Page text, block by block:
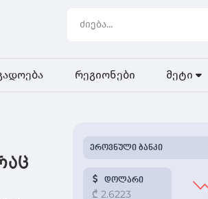
რეგიონები მეტი